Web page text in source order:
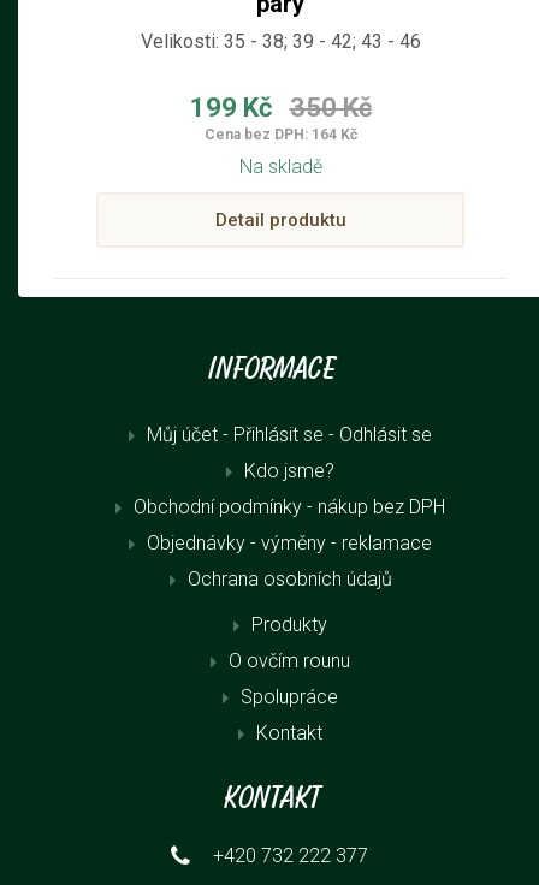
Velikosti: 35 - 38; 39 - 42; 43 - 46
199 Kč 350 Kč
Cena bez DPH: 164 Kč
Na skladě
Detail produktu
Informace
Můj účet - Přihlásit se - Odhlásit se
Kdo jsme?
Obchodní podmínky - nákup bez DPH
Objednávky - výměny - reklamace
Ochrana osobních údajů
Produkty
O ovčím rounu
Spolupráce
Kontakt
Kontakt
+420 732 222 377